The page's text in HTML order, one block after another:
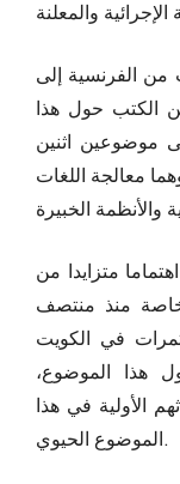
من الفرنسية إلى
الكتب حول هذا
موضوعين اثنين
معالجة اللغات
متزايدا من
منذ منتصف
في الكويت
هذا الموضوع،
الأولية في هذا
الموضوع الحيوي.